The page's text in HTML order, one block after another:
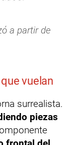
a partir de
vuelan
surrealista.
piezas